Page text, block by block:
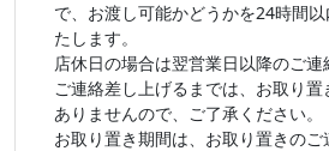
で、お渡し可能かどうかを24時間
たします。
店休日の場合は翌営業日以降のご連
ご連絡差し上げるまでは、お取り
ありませんので、ご了承ください。
お取り置き期間は、お取り置きのご